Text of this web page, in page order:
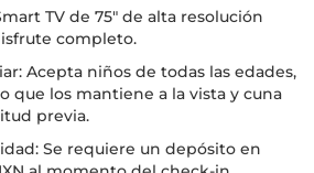
TV de 75" de alta resolución
completo.
Acepta niños de todas las edades,
que los mantiene a la vista y cuna
previa.
Se requiere un depósito en